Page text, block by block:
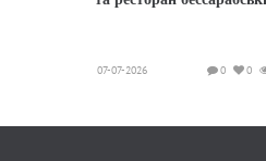
07-07-2026 0
0